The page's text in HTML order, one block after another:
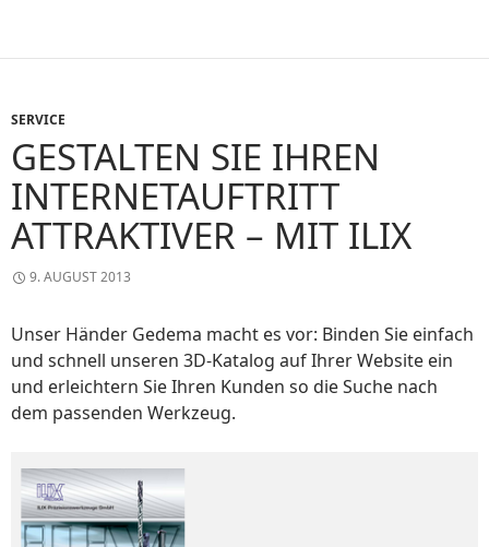
SERVICE
GESTALTEN SIE IHREN
INTERNETAUFTRITT
ATTRAKTIVER – MIT ILIX
9. AUGUST 2013
Unser Händer Gedema macht es vor: Binden Sie einfach
und schnell unseren 3D-Katalog auf Ihrer Website ein
und erleichtern Sie Ihren Kunden so die Suche nach
dem passenden Werkzeug.